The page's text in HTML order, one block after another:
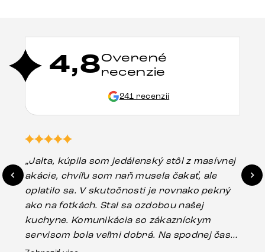
4,8Overené
recenzie
241 recenzií
„Jalta, kúpila som jedálenský stôl z masívnej
akácie, chvíľu som naň musela čakať, ale
oplatilo sa. V skutočnosti je rovnako pekný
ako na fotkách. Stal sa ozdobou našej
kuchyne. Komunikácia so zákazníckym
servisom bola veľmi dobrá. Na spodnej časti
stola bolo malé poškodenie, pravdepodobne